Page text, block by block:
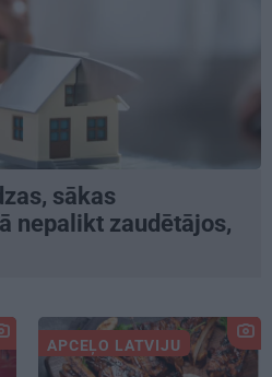
sākas
nepalikt zaudētājos,
APCEĻO LATVIJU